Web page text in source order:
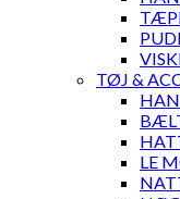
TØJ &
LE